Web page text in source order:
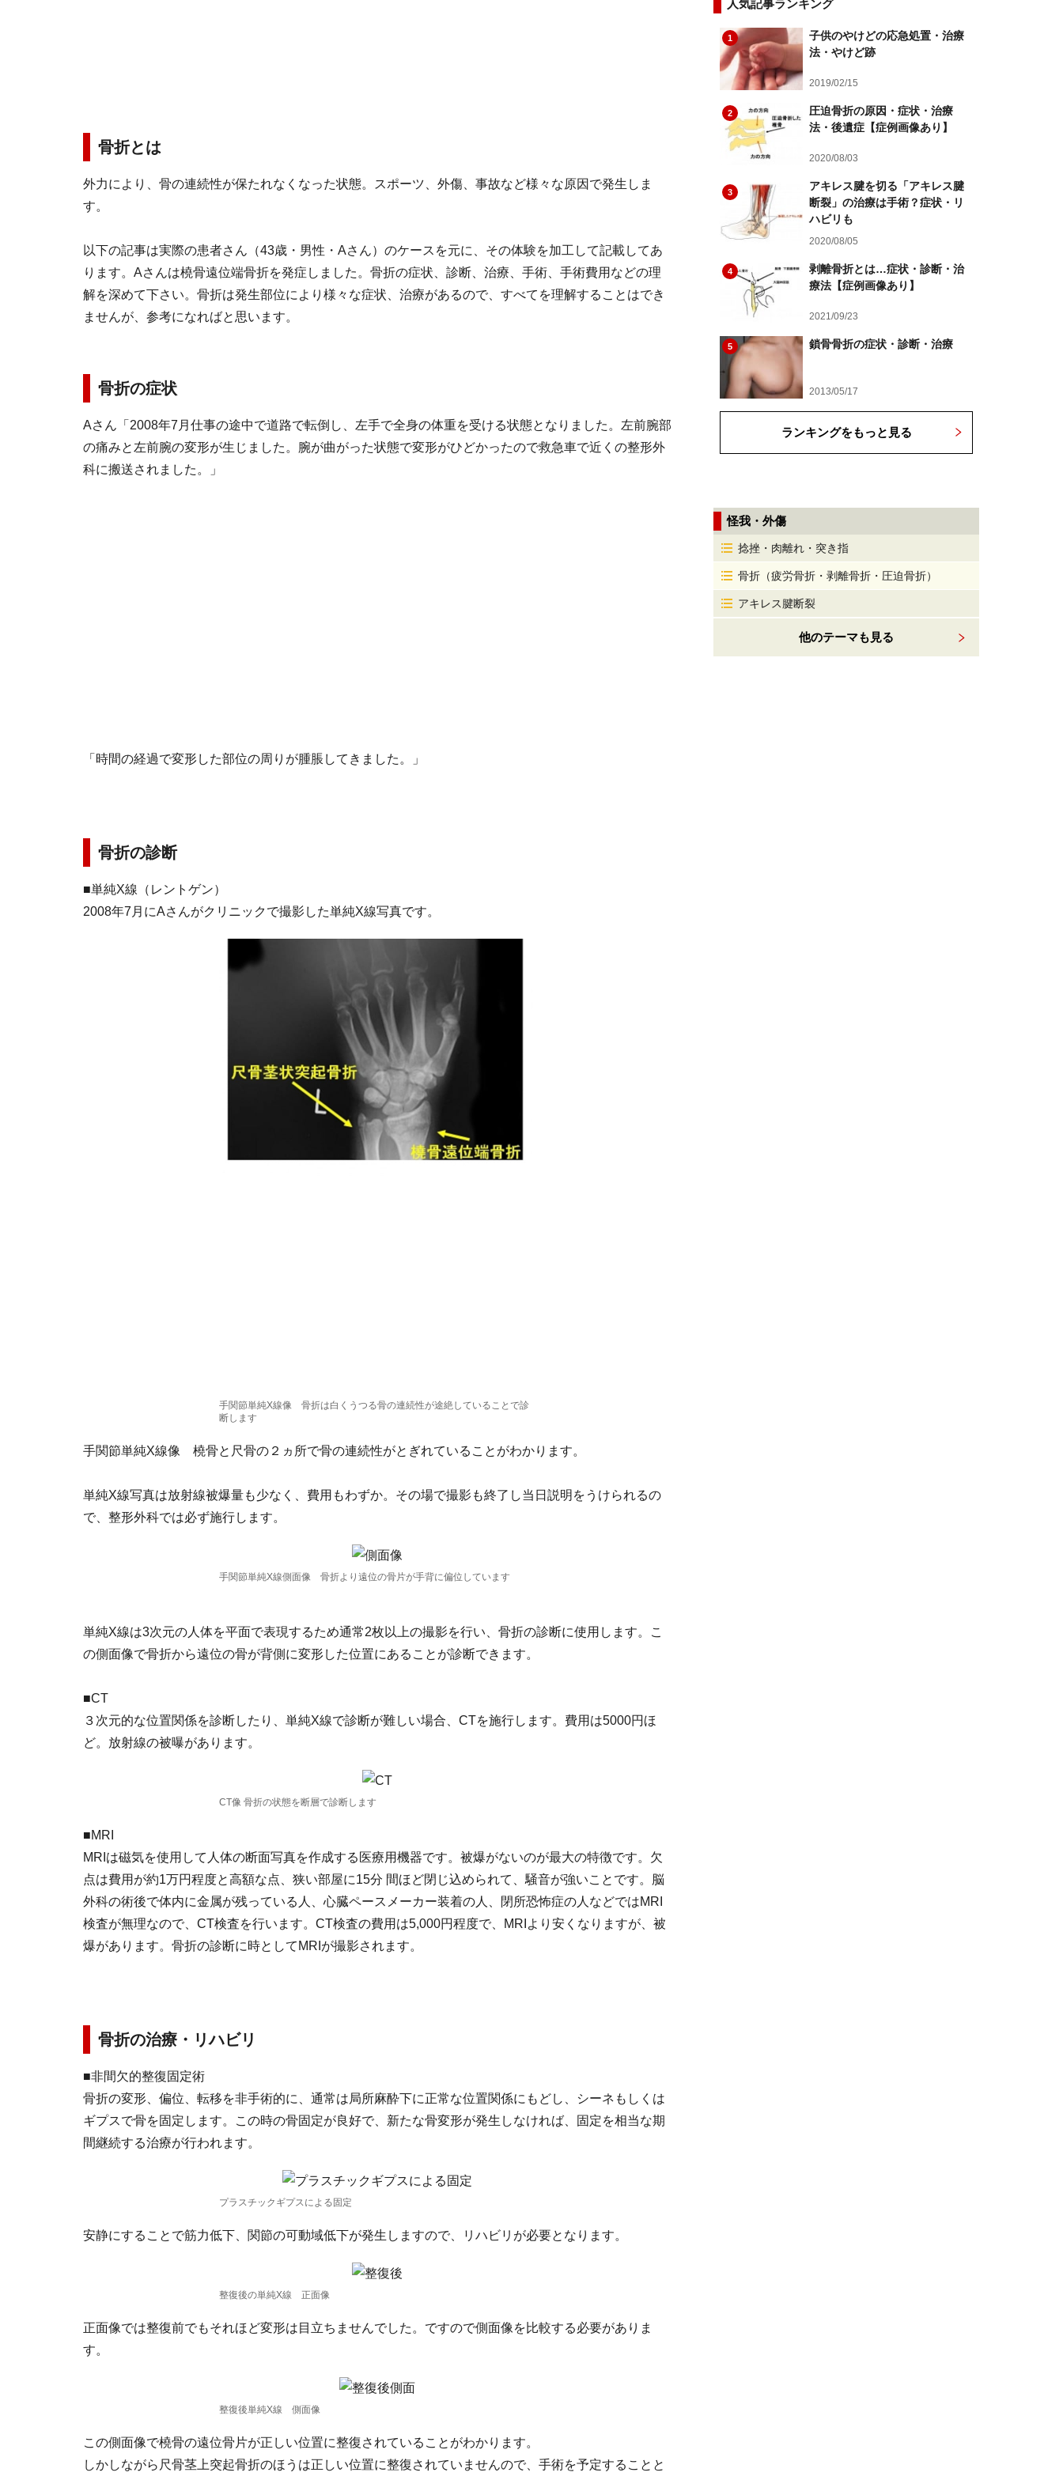
骨折とは
外力により、骨の連続性が保たれなくなった状態。スポーツ、外傷、事故など様々な原因で発生しま
す。
以下の記事は実際の患者さん（43歳・男性・Aさん）のケースを元に、その体験を加工して記載してあ
ります。Aさんは橈骨遠位端骨折を発症しました。骨折の症状、診断、治療、手術、手術費用などの理
解を深めて下さい。骨折は発生部位により様々な症状、治療があるので、すべてを理解することはでき
ませんが、参考になればと思います。
骨折の症状
Aさん「2008年7月仕事の途中で道路で転倒し、左手で全身の体重を受ける状態となりました。左前腕部
の痛みと左前腕の変形が生じました。腕が曲がった状態で変形がひどかったので救急車で近くの整形外
科に搬送されました。」
「時間の経過で変形した部位の周りが腫脹してきました。」
骨折の診断
■単純X線（レントゲン）
2008年7月にAさんがクリニックで撮影した単純X線写真です。
手関節単純X線像 骨折は白くうつる骨の連続性が途絶していることで診
断します
手関節単純X線像 橈骨と尺骨の２ヵ所で骨の連続性がとぎれていることがわかります。
単純X線写真は放射線被爆量も少なく、費用もわずか。その場で撮影も終了し当日説明をうけられるの
で、整形外科では必ず施行します。
手関節単純X線側面像 骨折より遠位の骨片が手背に偏位しています
単純X線は3次元の人体を平面で表現するため通常2枚以上の撮影を行い、骨折の診断に使用します。こ
の側面像で骨折から遠位の骨が背側に変形した位置にあることが診断できます。
■CT
３次元的な位置関係を診断したり、単純X線で診断が難しい場合、CTを施行します。費用は5000円ほ
ど。放射線の被曝があります。
CT像 骨折の状態を断層で診断します
■MRI
MRIは磁気を使用して人体の断面写真を作成する医療用機器です。被爆がないのが最大の特徴です。欠
点は費用が約1万円程度と高額な点、狭い部屋に15分 間ほど閉じ込められて、騒音が強いことです。脳
外科の術後で体内に金属が残っている人、心臓ペースメーカー装着の人、閉所恐怖症の人などではMRI
検査が無理なので、CT検査を行います。CT検査の費用は5,000円程度で、MRIより安くなりますが、被
爆があります。骨折の診断に時としてMRIが撮影されます。
骨折の治療・リハビリ
■非間欠的整復固定術
骨折の変形、偏位、転移を非手術的に、通常は局所麻酔下に正常な位置関係にもどし、シーネもしくは
ギプスで骨を固定します。この時の骨固定が良好で、新たな骨変形が発生しなければ、固定を相当な期
間継続する治療が行われます。
プラスチックギプスによる固定
安静にすることで筋力低下、関節の可動域低下が発生しますので、リハビリが必要となります。
整復後の単純X線 正面像
正面像では整復前でもそれほど変形は目立ちませんでした。ですので側面像を比較する必要がありま
す。
整復後単純X線 側面像
この側面像で橈骨の遠位骨片が正しい位置に整復されていることがわかります。
しかしながら尺骨茎上突起骨折のほうは正しい位置に整復されていませんので、手術を予定することと
人気記事ランキング
1
子供のやけどの応急処置・治療
法・やけど跡
2019/02/15
2
圧迫骨折の原因・症状・治療
法・後遺症【症例画像あり】
2020/08/03
3
アキレス腱を切る「アキレス腱
断裂」の治療は手術？症状・リ
ハビリも
2020/08/05
4
剥離骨折とは…症状・診断・治
療法【症例画像あり】
2021/09/23
5 鎖骨骨折の症状・診断・治療
2013/05/17
ランキングをもっと見る
怪我・外傷
捻挫・肉離れ・突き指
骨折（疲労骨折・剥離骨折・圧迫骨折）
アキレス腱断裂
他のテーマも見る